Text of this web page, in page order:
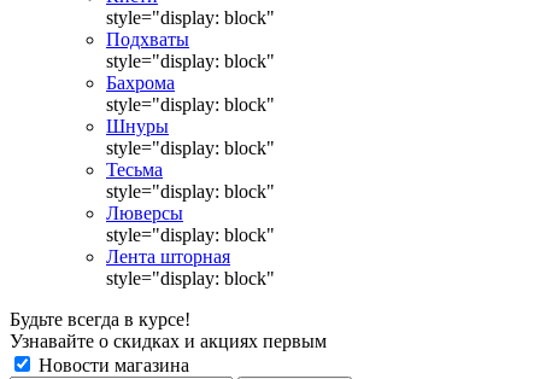
style="display: block"
Подхваты
style="display: block"
Бахрома
style="display: block"
Шнуры
style="display: block"
Тесьма
style="display: block"
Люверсы
style="display: block"
Лента шторная
style="display: block"
Будьте всегда в курсе!
Узнавайте о скидках и акциях первым
Новости магазина